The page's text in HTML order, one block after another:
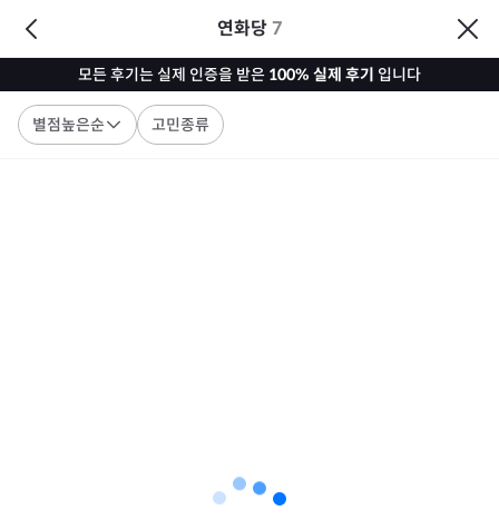
연화당 7
모든 후기는 실제 인증을 받은 100% 실제 후기 입니다
별점높은순 고민종류